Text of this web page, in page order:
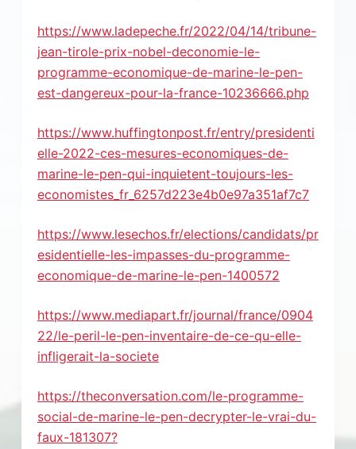
https://www.ladepeche.fr/2022/04/14/tribune-
jean-tirole-prix-nobel-deconomie-le-
programme-economique-de-marine-le-pen-
est-dangereux-pour-la-france-10236666.php
https://www.huffingtonpost.fr/entry/presidenti
elle-2022-ces-mesures-economiques-de-
marine-le-pen-qui-inquietent-toujours-les-
economistes_fr_6257d223e4b0e97a351af7c7
https://www.lesechos.fr/elections/candidats/pr
esidentielle-les-impasses-du-programme-
economique-de-marine-le-pen-1400572
https://www.mediapart.fr/journal/france/0904
22/le-peril-le-pen-inventaire-de-ce-qu-elle-
infligerait-la-societe
https://theconversation.com/le-programme-
social-de-marine-le-pen-decrypter-le-vrai-du-
faux-181307?